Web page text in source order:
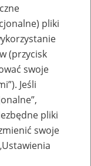
pracy
pliki
(przycisk
swoje
Jeśli
pliki
swoje